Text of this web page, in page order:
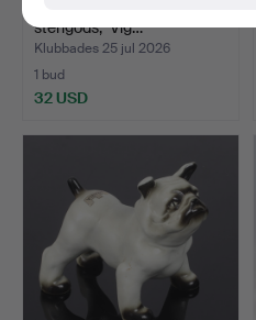
stengods, "Vig…
Klubbades 25 jul 2026
1 bud
32 USD